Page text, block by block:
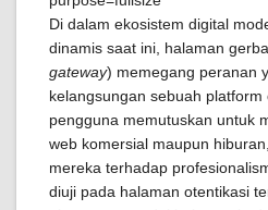
Di dalam ekosistem digital
dinamis saat ini, halaman
gateway) memegang peranan
kelangsungan sebuah
pengguna memutuskan untuk
web komersial maupun
mereka terhadap
diuji pada halaman otentikasi